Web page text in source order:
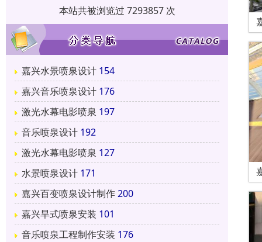
本站共被浏览过 7293857 次
嘉兴水景喷泉设计 154
嘉兴音乐喷泉设计 176
激光水幕电影喷泉 197
音乐喷泉设计 192
激光水幕电影喷泉 127
水景喷泉设计 171
嘉兴百变喷泉设计制作200
嘉兴旱式喷泉安装 101
音乐喷泉工程制作安装 176